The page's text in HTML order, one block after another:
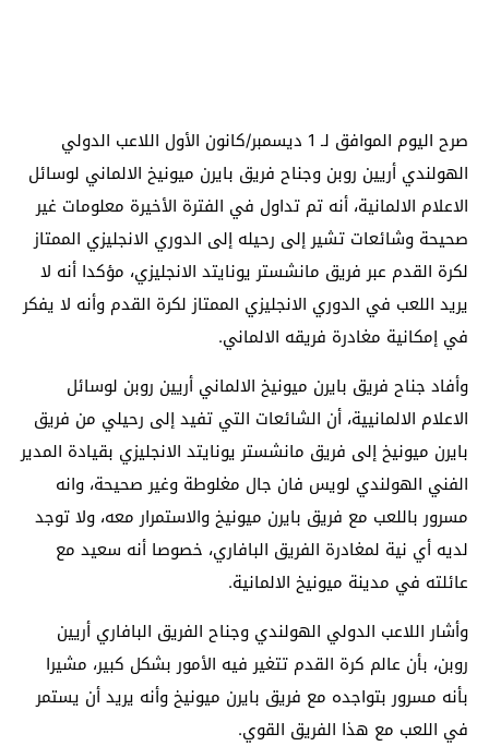
صرح اليوم الموافق لـ 1 ديسمبر/كانون الأول اللاعب الدولي
الهولندي أريين روبن وجناح فريق بايرن ميونيخ الالماني لوسائل
الاعلام الالمانية، أنه تم تداول في الفترة الأخيرة معلومات غير
صحيحة وشائعات تشير إلى رحيله إلى الدوري الانجليزي الممتاز
لكرة القدم عبر فريق مانشستر يونايتد الانجليزي، مؤكدا أنه لا
يريد اللعب في الدوري الانجليزي الممتاز لكرة القدم وأنه لا يفكر
في إمكانية مغادرة فريقه الالماني.
وأفاد جناح فريق بايرن ميونيخ الالماني أريين روبن لوسائل
الاعلام الالمانيية، أن الشائعات التي تفيد إلى رحيلي من فريق
بايرن ميونيخ إلى فريق مانشستر يونايتد الانجليزي بقيادة المدير
الفني الهولندي لويس فان جال مغلوطة وغير صحيحة، وانه
مسرور باللعب مع فريق بايرن ميونيخ والاستمرار معه، ولا توجد
لديه أي نية لمغادرة الفريق البافاري، خصوصا أنه سعيد مع
عائلته في مدينة ميونيخ الالمانية.
وأشار اللاعب الدولي الهولندي وجناح الفريق البافاري أريين
روبن، بأن عالم كرة القدم تتغير فيه الأمور بشكل كبير، مشيرا
بأنه مسرور بتواجده مع فريق بايرن ميونيخ وأنه يريد أن يستمر
في اللعب مع هذا الفريق القوي.